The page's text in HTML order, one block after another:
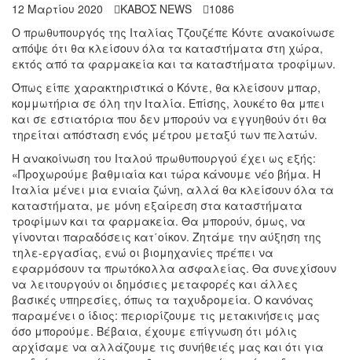
12 Μαρτίου 2020 ΚΑΒΟΣ NEWS
1086
Ο πρωθυπουργός της Ιταλίας Τζουζέπε Κόντε ανακοίνωσε
απόψε ότι θα κλείσουν όλα τα καταστήματα στη χώρα,
εκτός από τα φαρμακεία και τα καταστήματα τροφίμων.
Όπως είπε χαρακτηριστικά ο Κόντε, θα κλείσουν μπαρ,
κομμωτήρια σε όλη την Ιταλία. Επίσης, λουκέτο θα μπει
και σε εστιατόρια που δεν μπορούν να εγγυηθούν ότι θα
τηρείται απόσταση ενός μέτρου μεταξύ των πελατών.
Η ανακοίνωση του Ιταλού πρωθυπουργού έχει ως εξής:
«Προχωρούμε βαθμιαία και τώρα κάνουμε νέο βήμα. Η
Ιταλία μένει μια ενιαία ζώνη, αλλά θα κλείσουν όλα τα
καταστήματα, με μόνη εξαίρεση στα καταστήματα
τροφίμων και τα φαρμακεία. Θα μπορούν, όμως, να
γίνονται παραδόσεις κατ΄οίκον. Ζητάμε την αύξηση της
τηλε-εργασίας, ενώ οι βιομηχανίες πρέπει να
εφαρμόσουν τα πρωτόκολλα ασφαλείας. Θα συνεχίσουν
να λειτουργούν οι δημόσιες μεταφορές και άλλες
βασικές υπηρεσίες, όπως τα ταχυδρομεία. Ο κανόνας
παραμένει ο ίδιος: περιορίζουμε τις μετακινήσεις μας
όσο μπορούμε. Βέβαια, έχουμε επίγνωση ότι μόλις
αρχίσαμε να αλλάζουμε τις συνήθειές μας και ότι για